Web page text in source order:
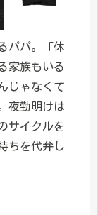
パパ。「休
家族もいる
じゃなくて
夜勤明けは
サイクルを
ちを代弁し